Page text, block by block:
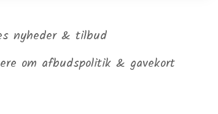
nyheder & tilbud​
om afbudspolitik & gavekort